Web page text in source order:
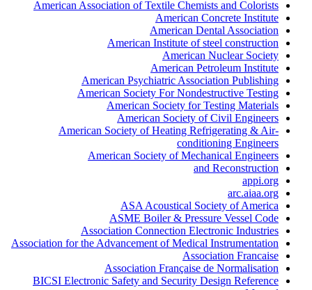
American Association of Textile Chemists and Colorists
American Concrete Institute
American Dental Association
American Institute of steel construction
American Nuclear Society
American Petroleum Institute
American Psychiatric Association Publishing
American Society For Nondestructive Testing
American Society for Testing Materials
American Society of Civil Engineers
American Society of Heating Refrigerating & Air-
conditioning Engineers
American Society of Mechanical Engineers
and Reconstruction
appi.org
arc.aiaa.org
ASA Acoustical Society of America
ASME Boiler & Pressure Vessel Code
Association Connection Electronic Industries
Association for the Advancement of Medical Instrumentation
Association Francaise
Association Française de Normalisation
BICSI Electronic Safety and Security Design Reference